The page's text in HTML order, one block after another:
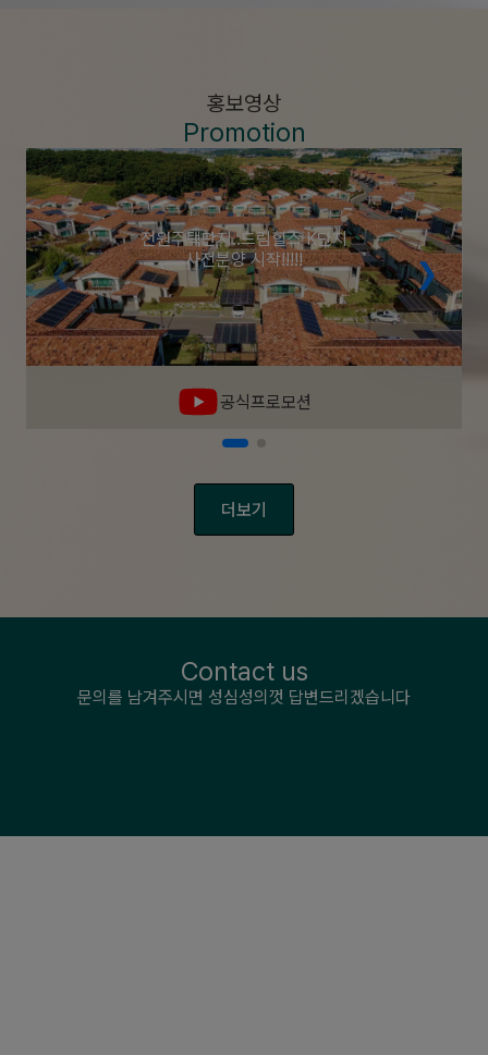
홍보영상
Promotion
전원주택단지..드림힐스 K단지
사전분양 시작!!!!!
공식프로모션
더보기
Contact us
문의를 남겨주시면 성심성의껏 답변드리겠습니다